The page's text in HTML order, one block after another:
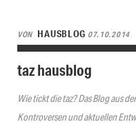
VON HAUSBLOG 07.10.2014
taz hausblog
Wie tickt die taz? Das Blog aus
Kontroversen und aktuellen